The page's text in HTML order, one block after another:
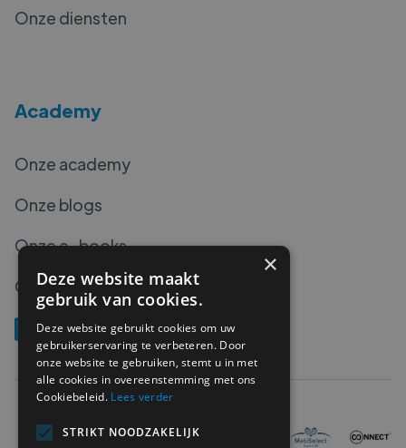
Onze diensten
Academy
Onze academy
Onze blogs
Onze e-books
Onze podcasts
×
Deze website maakt
gebruik van cookies.
Deze website gebruikt cookies om uw
gebruikerservaring te verbeteren. Door
onze website te gebruiken, stemt u in met
alle cookies in overeenstemming met ons
Cookiebeleid. Lees verder
STRIKT NOODZAKELIJK